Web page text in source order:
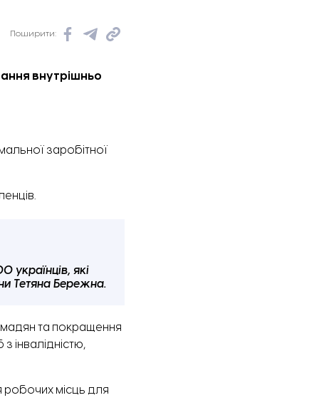
Поширити:
внутрішньо
заробітної
українців, які
Тетяна Бережна.
та покращення
інвалідністю,
місць для